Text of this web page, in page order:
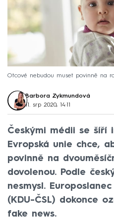
Otcové nebudou muset povinně na
Barbora Zykmundová
11. srp 2020, 14:11
Českými médii se šíří
Evropská unie chce,
povinně na
dovolenou. Podle
nesmysl.
(KDU-ČSL) dokonce
fake news.